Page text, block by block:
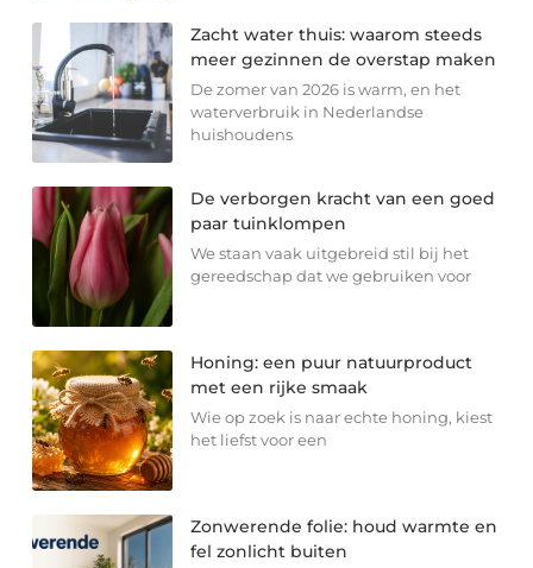
Zacht water thuis: waarom steeds
meer gezinnen de overstap maken
De zomer van 2026 is warm, en het
waterverbruik in Nederlandse
huishoudens
De verborgen kracht van een goed
paar tuinklompen
We staan vaak uitgebreid stil bij het
gereedschap dat we gebruiken voor
Honing: een puur natuurproduct
met een rijke smaak
Wie op zoek is naar echte honing, kiest
het liefst voor een
Zonwerende folie: houd warmte en
fel zonlicht buiten